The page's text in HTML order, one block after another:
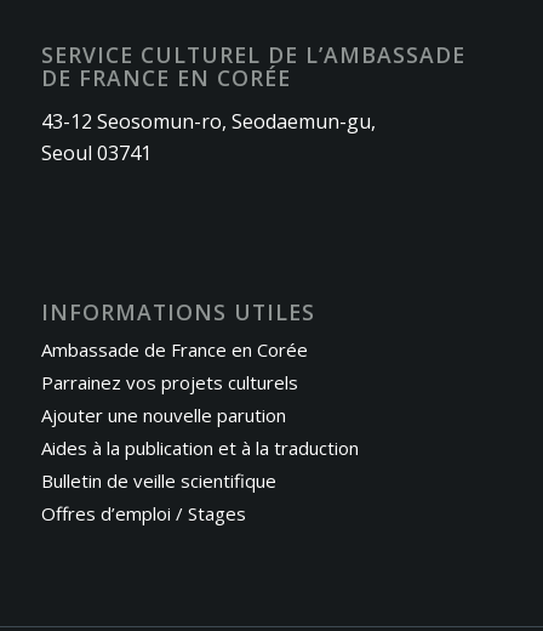
SERVICE CULTUREL DE L’AMBASSADE
DE FRANCE EN CORÉE
43-12 Seosomun-ro, Seodaemun-gu,
Seoul 03741
INFORMATIONS UTILES
Ambassade de France en Corée
Parrainez vos projets culturels
Ajouter une nouvelle parution
Aides à la publication et à la traduction
Bulletin de veille scientifique
Offres d’emploi / Stages